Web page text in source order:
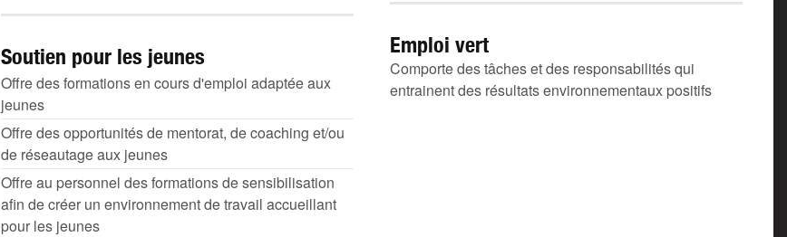
Emploi vert
Comporte des tâches et des responsabilités qui
entrainent des résultats environnementaux positifs
Soutien pour les jeunes
Offre des formations en cours d'emploi adaptée aux
jeunes
Offre des opportunités de mentorat, de coaching et/ou
de réseautage aux jeunes
Offre au personnel des formations de sensibilisation
afin de créer un environnement de travail accueillant
pour les jeunes